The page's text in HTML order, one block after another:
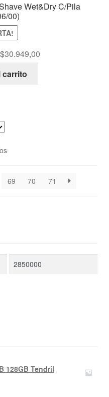
Wet&Dry C/Pila
00)
$30.949,00
carrito
69 70 71
128GB Tendril